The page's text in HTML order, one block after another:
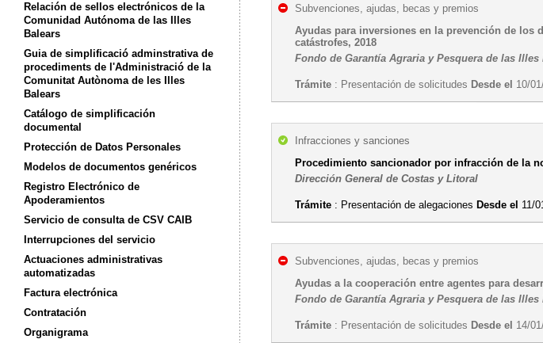
Subvenciones, ajudas, becas y premios
Ayudas para inversiones en la prevención de los
catástrofes, 2018
Fondo de Garantía Agraria y Pesquera de las Illes
Trámite : Presentación de solicitudes Desde el 10/
Infracciones y sanciones
Procedimiento sancionador por infracción de la
Dirección General de Costas y Litoral
Trámite : Presentación de alegaciones Desde el 11/
Subvenciones, ajudas, becas y premios
Ayudas a la cooperación entre agentes para
Fondo de Garantía Agraria y Pesquera de las Illes
Trámite : Presentación de solicitudes Desde el 14/
Relación de sellos electrónicos de la
Comunidad Autónoma de las Illes
Balears
Guia de simplificació adminstrativa de
procediments de l'Administració de la
Comunitat Autònoma de les Illes
Balears
Catálogo de simplificación
documental
Protección de Datos Personales
Modelos de documentos genéricos
Registro Electrónico de
Apoderamientos
Servicio de consulta de CSV CAIB
Interrupciones del servicio
Actuaciones administrativas
automatizadas
Factura electrónica
Contratación
Organigrama